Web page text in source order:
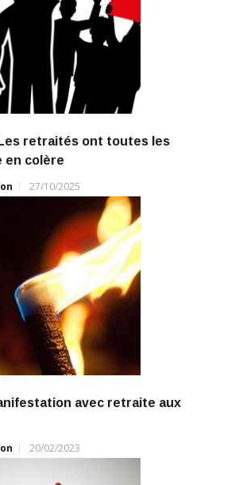
retraités ont toutes les
en colère
27/10/2025
avec retraite aux
20/02/2023